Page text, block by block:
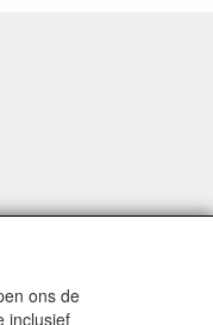
ons de
inclusief